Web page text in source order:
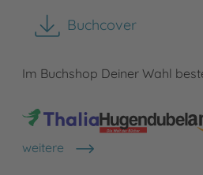
Buchcover
herunterladen
Im Buchshop Deiner Wahl
weitere
Shops anzeigen